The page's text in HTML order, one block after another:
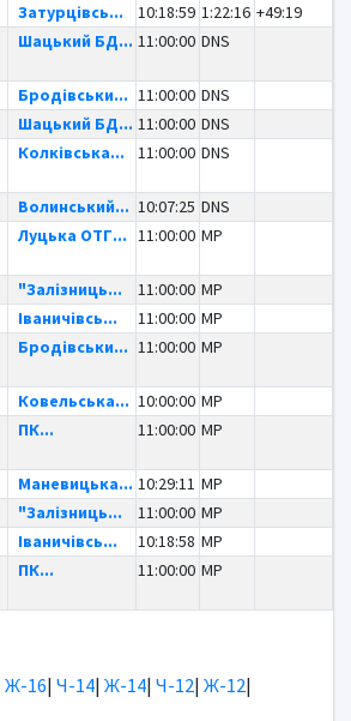
Затурцівсь... 10:18:59 1:22:16 +49:19
Шацький БД... 11:00:00 DNS
Бродівськи... 11:00:00 DNS
Шацький БД... 11:00:00 DNS
Колківська... 11:00:00 DNS
Волинський... 10:07:25 DNS
Луцька ОТГ... 11:00:00 MP
"Залізниць... 11:00:00 MP
Іваничівсь... 11:00:00 MP
Бродівськи... 11:00:00 MP
Ковельська... 10:00:00 MP
ПК... 11:00:00 MP
Маневицька... 10:29:11 MP
"Залізниць... 11:00:00 MP
Іваничівсь... 10:18:58 MP
ПК... 11:00:00 MP
Ж-16| Ч-14| Ж-14| Ч-12| Ж-12|